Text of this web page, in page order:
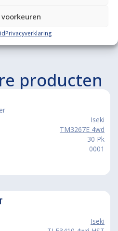
voorkeuren
Privacyverklaring
producten
Iseki
TM3267E 4wd
30 Pk
0001
Iseki